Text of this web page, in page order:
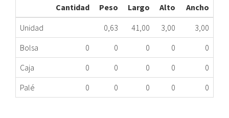
Cantidad Peso Largo Alto
Ancho
Unidad
0,63 41,00 3,00
3,00
Bolsa
0 0 0 0
0
Caja
0 0 0 0
0
Palé
0 0 0 0 0